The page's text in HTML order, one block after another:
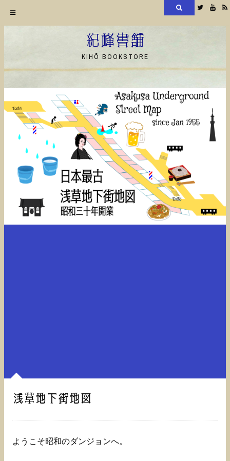
ン
ツ
へ
Twitter
紀峰書舗
KIHŌ BOOKSTORE
浅草地下街地図
ようこそ昭和のダンジョンへ。